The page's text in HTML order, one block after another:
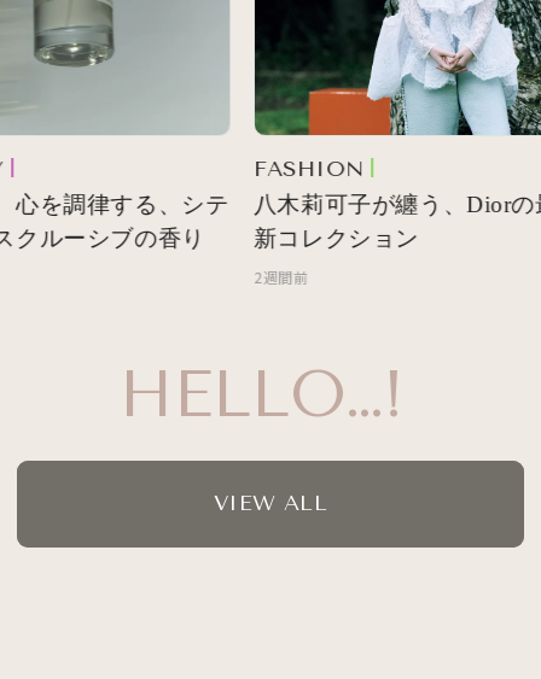
HELLO…!
を調律する、シテ
ルーシブの香り
FASHION
八木莉可子が纏う、Diorの
新コレクション
2週間前
VIEW ALL